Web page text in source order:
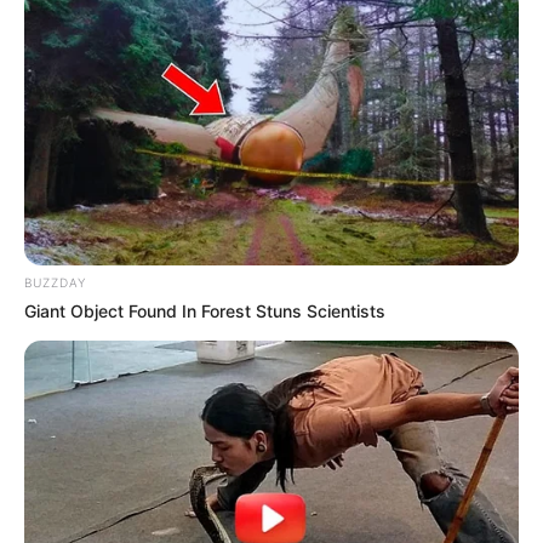
Arrivée Quinté PMU du PRIX DE LA
PLACE SAINT-AUGUSTIN
3 – 12 – 2 – 10 – 13
Meilleur Pronostic Quinté du Jour
BUZZDAY
Giant Object Found In Forest Stuns Scientists